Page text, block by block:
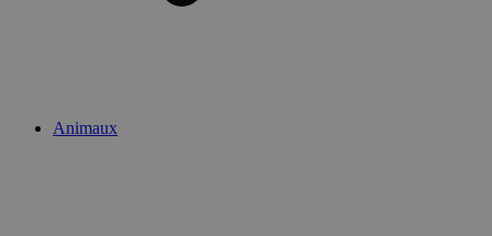
Animaux